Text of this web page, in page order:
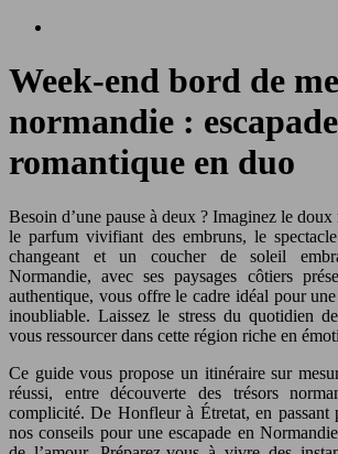
Week-end bord de
normandie : escapade
romantique en duo
Besoin d’une pause à deux ? Imaginez le doux
le parfum vivifiant des embruns, le
changeant et un coucher de soleil
Normandie, avec ses paysages côtiers
authentique, vous offre le cadre idéal pour une
inoubliable. Laissez le stress du quotidien
vous ressourcer dans cette région riche en
Ce guide vous propose un itinéraire sur
réussi, entre découverte des trésors
complicité. De Honfleur à Étretat, en passant
nos conseils pour une escapade en